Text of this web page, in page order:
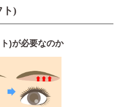
ト)
)が必要なのか